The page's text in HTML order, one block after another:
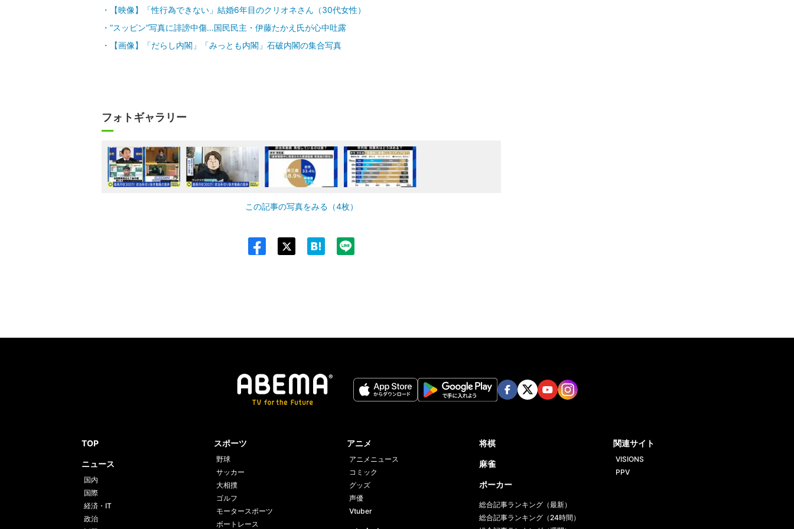
【映像】「性行為できない」結婚6年目のクリオネさん（30代女性）
“スッピン”写真に誹謗中傷…国民民主・伊藤たかえ氏が心中吐露
【画像】「だらし内閣」「みっとも内閣」石破内閣の集合写真
フォトギャラリー
この記事の写真をみる（4枚）
TOP
ニュース
国内
国際
経済・IT
政治
スポーツ
野球
サッカー
大相撲
ゴルフ
モータースポーツ
ボートレース
アニメ
アニメニュース
コミック
グッズ
声優
Vtuber
将棋
麻雀
ポーカー
総合記事ランキング（最新）
総合記事ランキング（24時間）
関連サイト
VISIONS
PPV